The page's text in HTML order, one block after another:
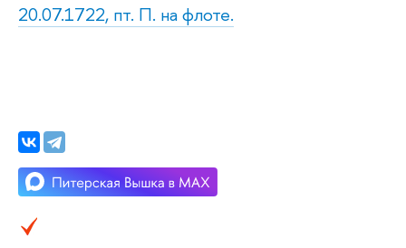
20.07.1722, пт. П. на флоте.